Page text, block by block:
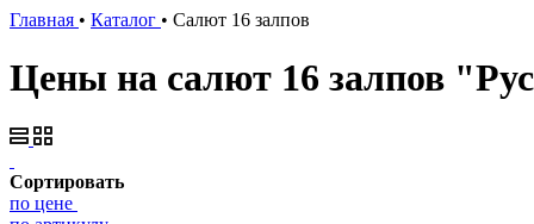
Главная • Каталог • Салют 16 залпов
Цены на салют 16 залпов
Сортировать
по цене